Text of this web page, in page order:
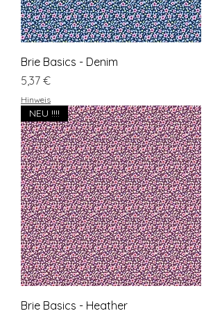
Brie Basics - Denim
Preis
5,37 €
Hinweis
NEU !!!!
Brie Basics - Heather